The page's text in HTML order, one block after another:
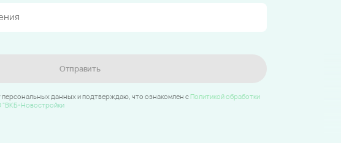
Отправить
персональных данных и подтверждаю, что ознакомлен c Политикой обработки
Новостройки